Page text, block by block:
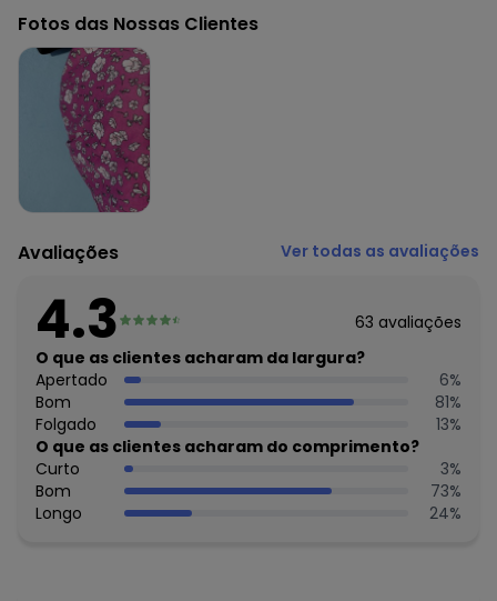
Modelagem: Solto
Comprimento: Longo
Decote frente: V
Complemento: Alça; recorte anatômico; recorte central
nas costas
Tecido: Malha
Composição: 100% poliéster
Histórico de preços
algum dia do mês, para o menor tamanho disponível.
agosto/2026
N/D*
julho/2026
junho/2026 N/D*
maio/2026 N/D*
abril/2026
março/2026 R$ 45,99
fevereiro/2026 R$ 45,99
Fotos das Nossas Clientes
Avaliações Ver todas as avaliações
4.3 63 avaliações
O que as clientes acharam da largura?
Apertado
6%
Bom
81%
Folgado
13%
O que as clientes acharam do comprimento?
Curto
3%
Bom
73%
Longo
24%